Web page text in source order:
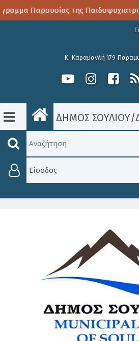
Παρουσίας της
Κ. Καραμανλή 179
ΔΗΜΟΣ ΣΟΥΛΙΟΥ/
Είσοδος